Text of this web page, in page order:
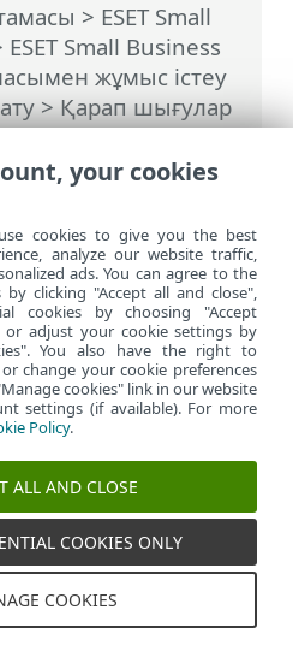
> ESET Small
ESET Small Business
жұмыс істеу
>Қарап шығулар
интерфейсі
қарау
Cookie файлдарын
басқару
your cookies
cookies to give you the best
analyze our website traffic,
ads. You can agree to the
clicking "Accept all and close",
cookies by choosing "Accept
or adjust your cookie settings by
You also have the right to
change your cookie preferences
cookies" link in our website
settings (if available). For more
Policy.
ALL AND CLOSE
COOKIES ONLY
COOKIES